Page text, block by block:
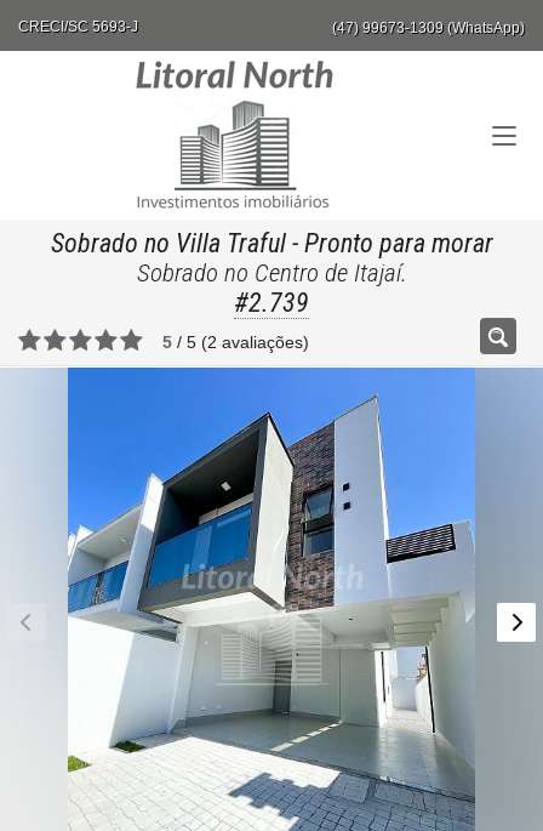
CRECI/SC 5693-J (47) 99673-1309 (WhatsApp)
Sobrado no Villa Traful- Pronto para morar
Sobrado no Centro de Itajaí.
#2.739
5 / 5 (2 avaliações)